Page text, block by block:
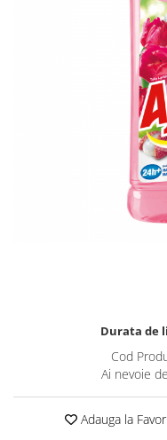
Detergent pardoseala
Echipamente de
Folie aluminiu,folie
Solutie de indepartat
Indepartarea parului
Produse pentru
Sapun lichid, sapun
Tratament pentru par,
pentru par, masca de par
Vata demachianta
Durata de
Cod
Ai nevoie
Adauga la